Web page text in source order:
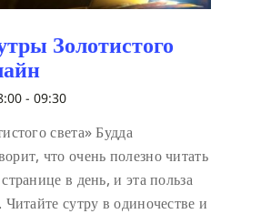
Золотистого
- 09:30
света» Будда
что очень полезно читать
в день, и эта польза
Читайте сутру в одиночестве и